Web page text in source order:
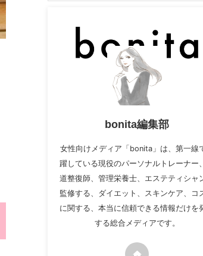
bonita編集部
女性向けメディア「bonita」は、第一線
躍している現役のパーソナルトレーナー
道整復師、管理栄養士、エステティシャ
監修する、ダイエット、スキンケア、コ
に関する、本当に信頼できる情報だけを
する総合メディアです。